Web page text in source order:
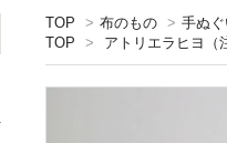
TOP > 布のもの > 手ぬ
TOP
> アトリエラヒヨ（